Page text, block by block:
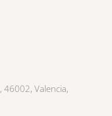
46002, Valencia,